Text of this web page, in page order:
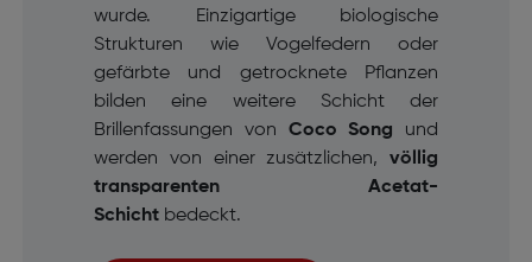
wurde. Einzigartige biologische
Strukturen wie Vogelfedern oder
gefärbte und getrocknete Pflanzen
bilden eine weitere Schicht der
Brillenfassungen von Coco Song und
werden von einer zusätzlichen,völlig
transparenten Acetat-
Schicht bedeckt.